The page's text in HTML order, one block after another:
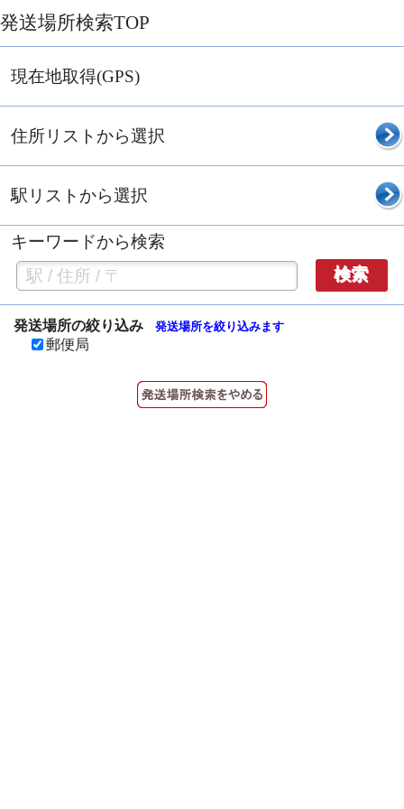
発送場所検索TOP
現在地取得(GPS)
住所リストから選択
駅リストから選択
キーワードから検索
検索
発送場所の絞り込み 発送場所を絞り込みます
郵便局